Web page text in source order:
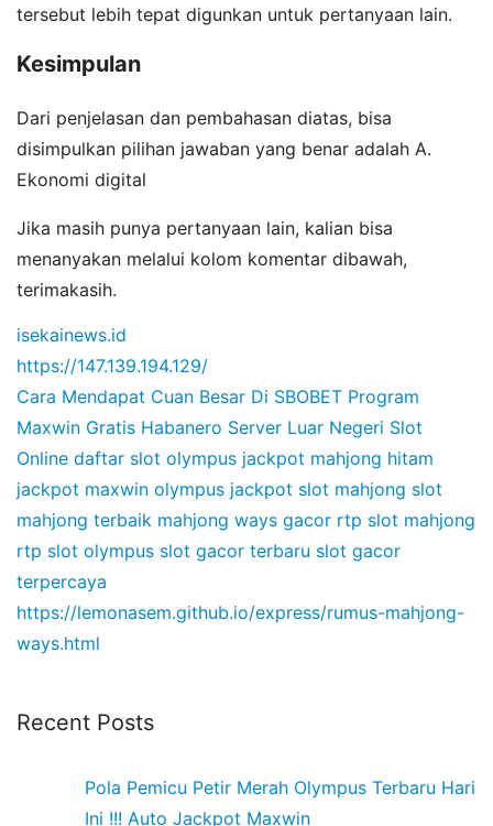
tersebut lebih tepat digunkan untuk pertanyaan lain.
Kesimpulan
Dari penjelasan dan pembahasan diatas, bisa
disimpulkan pilihan jawaban yang benar adalah A.
Ekonomi digital
Jika masih punya pertanyaan lain, kalian bisa
menanyakan melalui kolom komentar dibawah,
terimakasih.
isekainews.id
https://147.139.194.129/
Cara Mendapat Cuan Besar Di SBOBET Program
Maxwin Gratis Habanero Server Luar Negeri Slot
Online daftar slot olympus jackpot mahjong hitam
jackpot maxwin olympus jackpot slot mahjong slot
mahjong terbaik mahjong ways gacor rtp slot mahjong
rtp slot olympus slot gacor terbaru slot gacor
terpercaya
https://lemonasem.github.io/express/rumus-mahjong-
ways.html
Recent Posts
Pola Pemicu Petir Merah Olympus Terbaru Hari
Ini !!! Auto Jackpot Maxwin